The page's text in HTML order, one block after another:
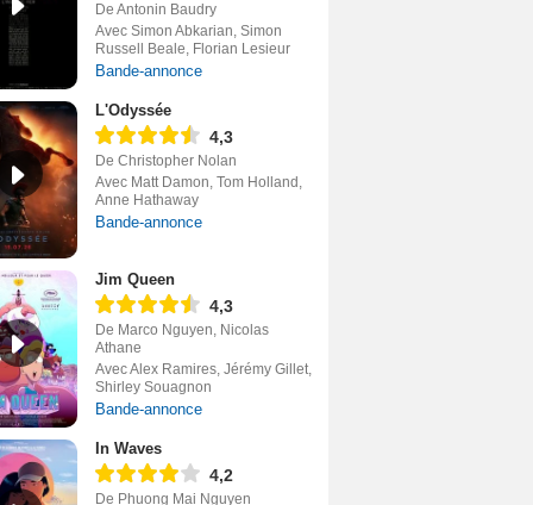
De Antonin Baudry
Avec Simon Abkarian, Simon
Russell Beale, Florian Lesieur
Bande-annonce
L'Odyssée
4,3
De Christopher Nolan
Avec Matt Damon, Tom Holland,
Anne Hathaway
Bande-annonce
Jim Queen
4,3
De Marco Nguyen, Nicolas
Athane
Avec Alex Ramires, Jérémy Gillet,
Shirley Souagnon
Bande-annonce
In Waves
4,2
De Phuong Mai Nguyen